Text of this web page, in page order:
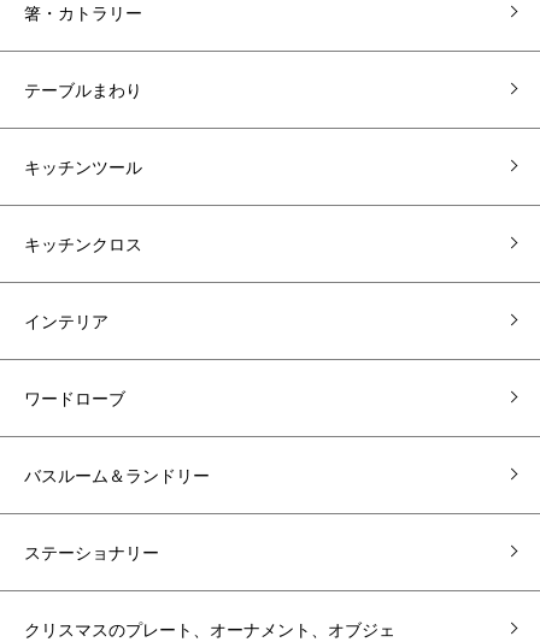
箸・カトラリー
テーブルまわり
キッチンツール
キッチンクロス
インテリア
ワードローブ
バスルーム＆ランドリー
ステーショナリー
クリスマスのプレート、オーナメント、オブジェ